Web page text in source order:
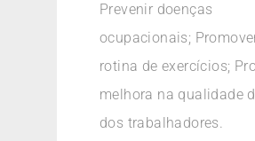
Prevenir doenças
ocupacionais;
rotina de exercícios;
melhora na qualidade
dos trabalhadores.